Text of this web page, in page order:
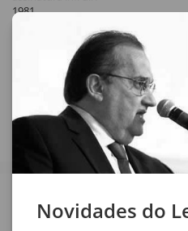
1981
Compartilhar
Novidades do